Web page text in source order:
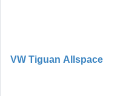
VW Tiguan Allspace